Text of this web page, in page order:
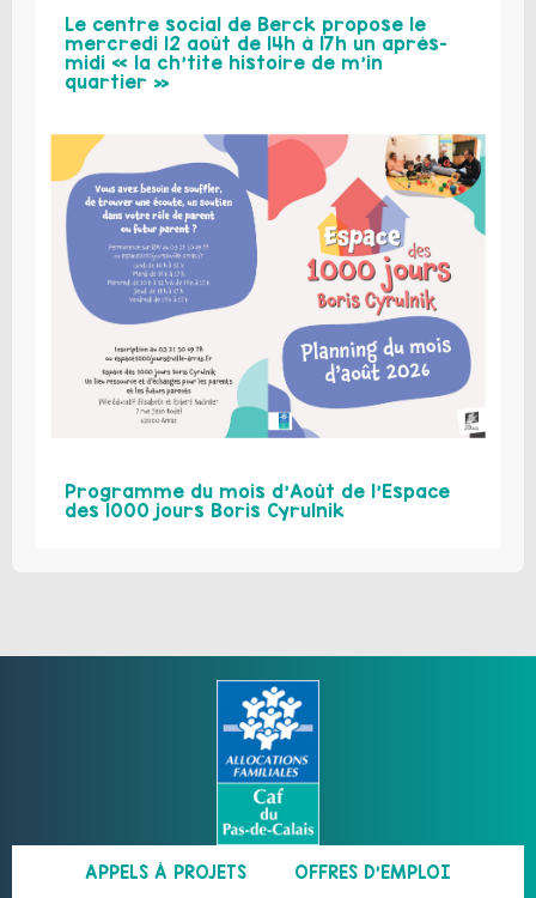
Le centre social de Berck propose le
mercredi 12 août de 14h à 17h un après-
midi « la ch’tite histoire de m’in
quartier »
Programme du mois d’Août de l’Espace
des 1000 jours Boris Cyrulnik
APPELS À PROJETS OFFRES D’EMPLOI